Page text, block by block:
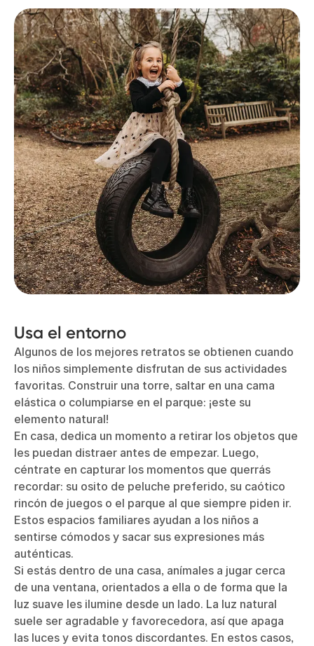
Usa el entorno
Algunos de los mejores retratos se obtienen cuando
los niños simplemente disfrutan de sus actividades
favoritas. Construir una torre, saltar en una cama
elástica o columpiarse en el parque: ¡este su
elemento natural!
En casa, dedica un momento a retirar los objetos que
les puedan distraer antes de empezar. Luego,
céntrate en capturar los momentos que querrás
recordar: su osito de peluche preferido, su caótico
rincón de juegos o el parque al que siempre piden ir.
Estos espacios familiares ayudan a los niños a
sentirse cómodos y sacar sus expresiones más
auténticas.
Si estás dentro de una casa, anímales a jugar cerca
de una ventana, orientados a ella o de forma que la
luz suave les ilumine desde un lado. La luz natural
suele ser agradable y favorecedora, así que apaga
las luces y evita tonos discordantes. En estos casos,